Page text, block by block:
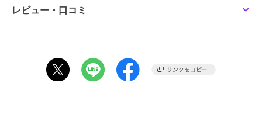
レビュー・口コミ